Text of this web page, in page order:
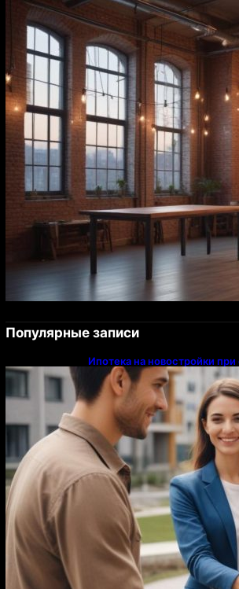
Популярные записи
Ипотека на новостройки
напрямую у застройщика